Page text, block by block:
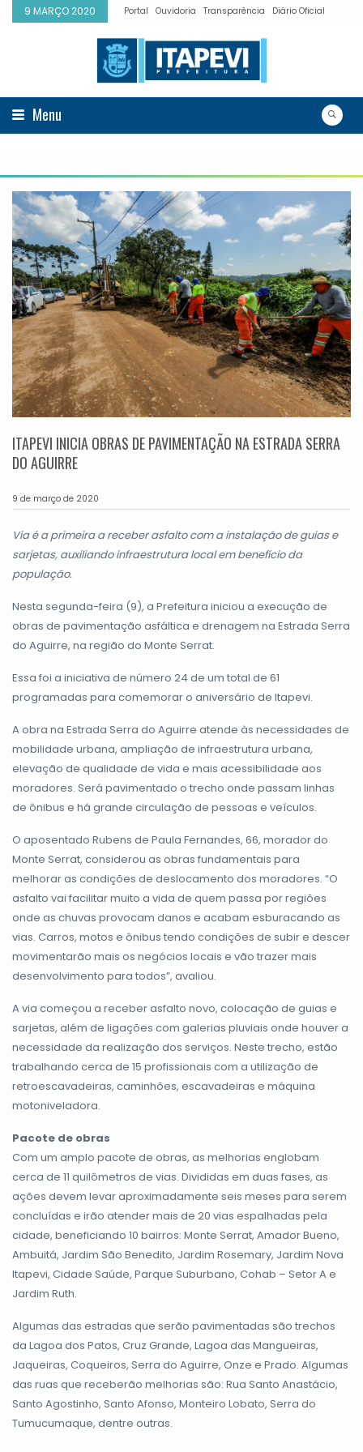
9 MARÇO 2020 Portal Ouvidoria Transparência Diário Oficial
Menu
ITAPEVI INICIA OBRAS DE PAVIMENTAÇÃO NA ESTRADA SERRA
DO AGUIRRE
9 de março de 2020
Via é a primeira a receber asfalto com a instalação de guias e
sarjetas, auxiliando infraestrutura local em benefício da
população.
Nesta segunda-feira (9), a Prefeitura iniciou a execução de
obras de pavimentação asfáltica e drenagem na Estrada Serra
do Aguirre, na região do Monte Serrat.
Essa foi a iniciativa de número 24 de um total de 61
programadas para comemorar o aniversário de Itapevi.
A obra na Estrada Serra do Aguirre atende às necessidades de
mobilidade urbana, ampliação de infraestrutura urbana,
elevação de qualidade de vida e mais acessibilidade aos
moradores. Será pavimentado o trecho onde passam linhas
de ônibus e há grande circulação de pessoas e veículos.
O aposentado Rubens de Paula Fernandes, 66, morador do
Monte Serrat, considerou as obras fundamentais para
melhorar as condições de deslocamento dos moradores. “O
asfalto vai facilitar muito a vida de quem passa por regiões
onde as chuvas provocam danos e acabam esburacando as
vias. Carros, motos e ônibus tendo condições de subir e descer
movimentarão mais os negócios locais e vão trazer mais
desenvolvimento para todos”, avaliou.
A via começou a receber asfalto novo, colocação de guias e
sarjetas, além de ligações com galerias pluviais onde houver a
necessidade da realização dos serviços. Neste trecho, estão
trabalhando cerca de 15 profissionais com a utilização de
retroescavadeiras, caminhões, escavadeiras e máquina
motoniveladora.
Pacote de obras
Com um amplo pacote de obras, as melhorias englobam
cerca de 11 quilômetros de vias. Divididas em duas fases, as
ações devem levar aproximadamente seis meses para serem
concluídas e irão atender mais de 20 vias espalhadas pela
cidade, beneficiando 10 bairros: Monte Serrat, Amador Bueno,
Ambuitá, Jardim São Benedito, Jardim Rosemary, Jardim Nova
Itapevi, Cidade Saúde, Parque Suburbano, Cohab – Setor A e
Jardim Ruth.
Algumas das estradas que serão pavimentadas são trechos
da Lagoa dos Patos, Cruz Grande, Lagoa das Mangueiras,
Jaqueiras, Coqueiros, Serra do Aguirre, Onze e Prado. Algumas
das ruas que receberão melhorias são: Rua Santo Anastácio,
Santo Agostinho, Santo Afonso, Monteiro Lobato, Serra do
Tumucumaque, dentre outras.